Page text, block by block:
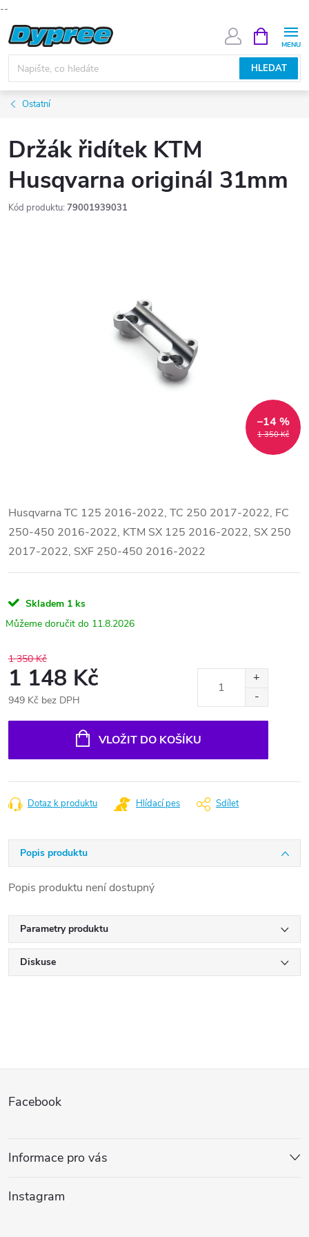
--
Přejít
na
obsah
HLEDAT
NÁKUPNÍ
KOŠÍK
Ostatní
Držák řidítek KTM
Husqvarna originál 31mm
Kód produktu: 79001939031
1 350 Kč
–14 %
Husqvarna TC 125 2016-2022, TC 250 2017-2022, FC
250-450 2016-2022, KTM SX 125 2016-2022, SX 250
2017-2022, SXF 250-450 2016-2022
Skladem 1 ks
11.8.2026
1 350 Kč
1 148 Kč
949 Kč bez DPH
VLOŽIT DO KOŠÍKU
Dotaz k produktu Hlídací pes Sdílet
Popis produktu
Popis produktu není dostupný
Parametry produktu
Diskuse
p
a
Facebook
Informace pro vás
Instagram